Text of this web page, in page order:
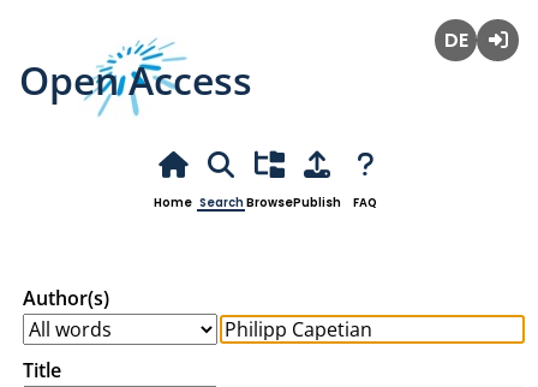
Open Access
Home Search BrowsePublish FAQ
Author(s)
Title